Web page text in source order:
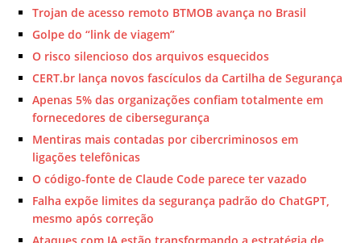
Trojan de acesso remoto BTMOB avança no Brasil
Golpe do “link de viagem”
O risco silencioso dos arquivos esquecidos
CERT.br lança novos fascículos da Cartilha de Segurança
Apenas 5% das organizações confiam totalmente em
fornecedores de cibersegurança
Mentiras mais contadas por cibercriminosos em
ligações telefônicas
O código-fonte de Claude Code parece ter vazado
Falha expõe limites da segurança padrão do ChatGPT,
mesmo após correção